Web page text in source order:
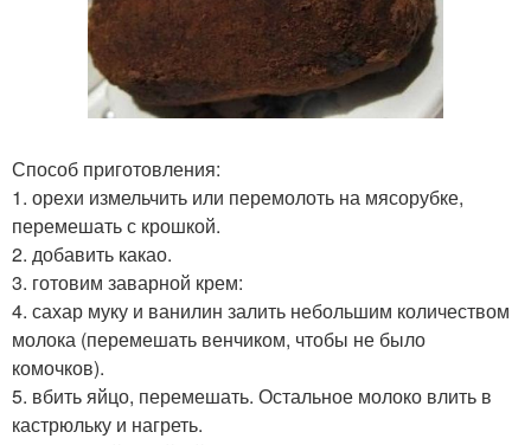
Способ приготовления:
1. орехи измельчить или перемолоть на мясорубке,
перемешать с крошкой.
2. добавить какао.
3. готовим заварной крем:
4. сахар муку и ванилин залить небольшим количеством
молока (перемешать венчиком, чтобы не было
комочков).
5. вбить яйцо, перемешать. Остальное молоко влить в
кастрюльку и нагреть.